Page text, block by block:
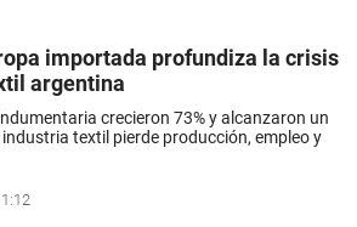
importada profundiza la crisis
argentina
crecieron 73% y alcanzaron un
textil pierde producción, empleo y